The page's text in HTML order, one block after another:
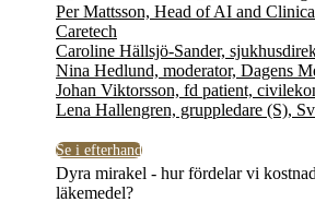
Per Mattsson, Head of AI and
Caretech
Caroline Hällsjö-Sander,
Nina Hedlund, moderator, Dagens
Johan Viktorsson, fd patient,
Lena Hallengren, gruppledare (S),
Se i efterhand
Dyra mirakel - hur fördelar vi
läkemedel?